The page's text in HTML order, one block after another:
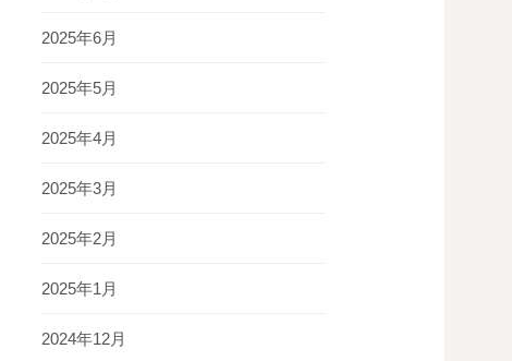
2025年6月
2025年5月
2025年4月
2025年3月
2025年2月
2025年1月
2024年12月